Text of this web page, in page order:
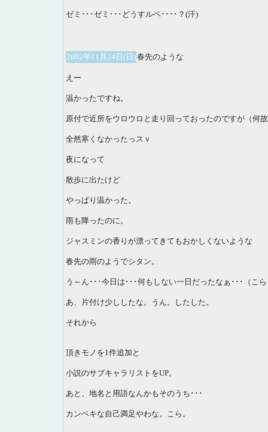
ゼミ･･･ゼミ･･･どうすルベ････？(汗)
2002年11月24日(日)春先のような
えー
温かったですね。
原付で近所をウロウロと走り回っておったのですが（何
全然寒くなかったっスｖ
夜になって
散歩に出たけど
やっぱり温かった。
雨も降ったのに。
ジャスミンの香りが漂ってきてもおかしくないような
春先の雨のようでシタン。
う～ん･･･今日は･･･何もしない一日だったなぁ･･･（こら
あ、片付け少ししたな。うん。したした。
それから
頂きモノを1件追加と
小説のサブキャラリストをUP。
あと、地名と用語なんかもそのうち･･･
カンペキな自己満足やわな。こら。